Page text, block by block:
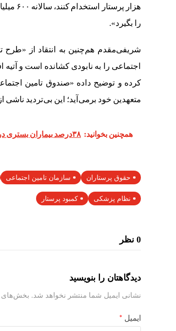
هزار
را بگیرد».
شریفی‌مقدم هم‌چنین به انتقاد از
اجتماعی را به نابودی کشانده است و
کرده و توضیح داده «صندوق تامین
متعهدین خود برمی‌آید؛ این بی‌تردید
همچنین بخوانید: ۳۸درصد بیماران بستری در مشهد سوء‌تغذیه دارند
حقوق پرستاران سازمان تامین اجتماعی
نظام پزشکی کمبود پرستار
0 نظر
دیدگاهتان را بنویسید
نشانی ایمیل شما منتشر نخواهد شد. بخش‌های
ایمیل *